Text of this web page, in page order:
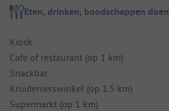
Eten, drinken, boodschappen doen
Kiosk
Cafe of restaurant (op 1 km)
Snackbar
Kruidenierswinkel (op 1.5 km)
Supermarkt (op 1 km)